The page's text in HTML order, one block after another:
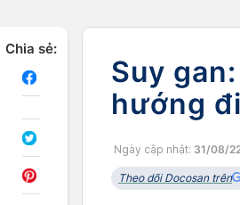
Chia sẻ:
Suy
hướng
Ngày cập nhật: 31/08/
Theo dõi Docosan trên